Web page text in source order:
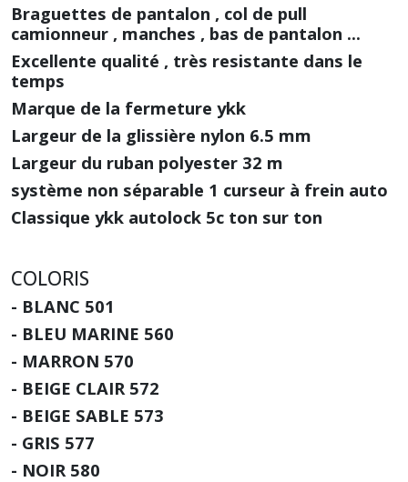
Braguettes de pantalon , col de pull
camionneur , manches , bas de pantalon ...
Excellente qualité , très resistante dans le
temps
Marque de la fermeture ykk
Largeur de la glissière nylon 6.5 mm
Largeur du ruban polyester 32 m
système non séparable 1 curseur à frein auto
Classique ykk autolock 5c ton sur ton
COLORIS
- BLANC 501
- BLEU MARINE 560
- MARRON 570
- BEIGE CLAIR 572
- BEIGE SABLE 573
- GRIS 577
- NOIR 580